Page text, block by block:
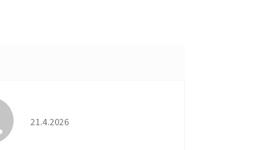
Hodnotenie obchodu je 5 z 5 hviezdičiek.
21.4.2026